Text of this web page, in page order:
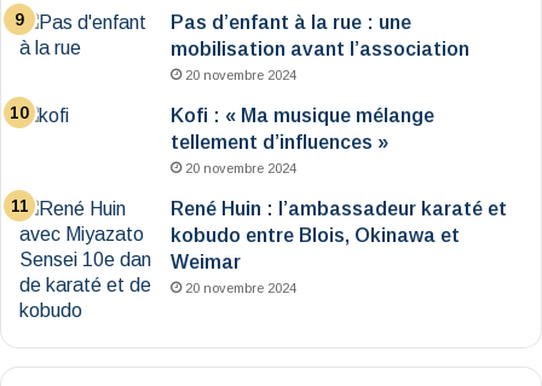
Pas d’enfant à la rue : une
mobilisation avant l’association
20 novembre 2024
Kofi : « Ma musique mélange
tellement d’influences »
20 novembre 2024
René Huin : l’ambassadeur karaté et
kobudo entre Blois, Okinawa et
Weimar
20 novembre 2024